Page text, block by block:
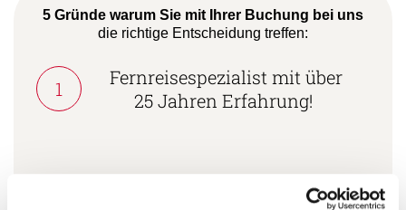
5 Gründe warum Sie mit Ihrer Buchung bei uns
die richtige Entscheidung treffen:
1
Fernreisespezialist mit über
25 Jahren Erfahrung!
Persönliche Beratung durch